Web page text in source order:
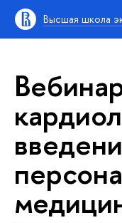
ысшая школа